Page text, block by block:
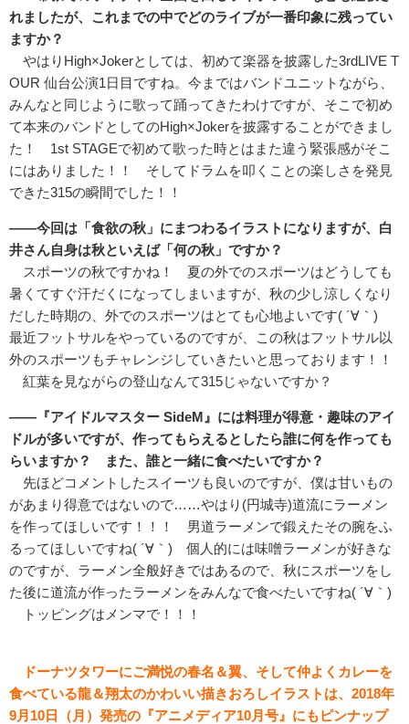
れましたが、これまでの中でどのライブが一番印象に残ってい
ますか？
やはりHigh×Jokerとしては、初めて楽器を披露した3rdLIVE T
OUR 仙台公演1日目ですね。今まではバンドユニットながら、
みんなと同じように歌って踊ってきたわけですが、そこで初め
て本来のバンドとしてのHigh×Jokerを披露することができまし
た！ 1st STAGEで初めて歌った時とはまた違う緊張感がそこ
にはありました！！ そしてドラムを叩くことの楽しさを発見
できた315の瞬間でした！！
――今回は「食欲の秋」にまつわるイラストになりますが、白
井さん自身は秋といえば「何の秋」ですか？
スポーツの秋ですかね！ 夏の外でのスポーツはどうしても
暑くてすぐ汗だくになってしまいますが、秋の少し涼しくなり
だした時期の、外でのスポーツはとても心地よいです( ´∀｀)
最近フットサルをやっているのですが、この秋はフットサル以
外のスポーツもチャレンジしていきたいと思っております！！
紅葉を見ながらの登山なんて315じゃないですか？
――『アイドルマスター SideM』には料理が得意・趣味のアイ
ドルが多いですが、作ってもらえるとしたら誰に何を作っても
らいますか？ また、誰と一緒に食べたいですか？
先ほどコメントしたスイーツも良いのですが、僕は甘いもの
があまり得意ではないので……やはり(円城寺)道流にラーメン
を作ってほしいです！！！ 男道ラーメンで鍛えたその腕をふ
るってほしいですね( ´∀｀) 個人的には味噌ラーメンが好きな
のですが、ラーメン全般好きではあるので、秋にスポーツをし
た後に道流が作ったラーメンをみんなで食べたいですね( ´∀｀)
トッピングはメンマで！！！
ドーナツタワーにご満悦の春名＆翼、そして仲よく カレーを
食べている龍＆翔太のかわいい描きおろしイラストは、2018年
9月10日（月）発売の『アニメディア10月号』にもピンナップ